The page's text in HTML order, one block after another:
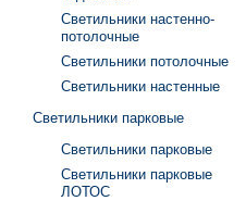
Светильники настенно-
потолочные
Светильники потолочные
Светильники настенные
Светильники парковые
Светильники парковые
Светильники парковые
ЛОТОС